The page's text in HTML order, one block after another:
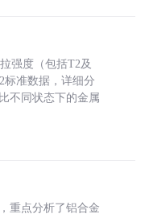
强度（包括T2及
标准数据，详细分
不同状态下的金属
重点分析了铝合金